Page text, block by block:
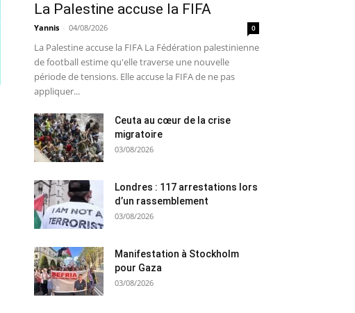
La Palestine accuse la FIFA
Yannis - 04/08/2026 0
La Palestine accuse la FIFA La Fédération palestinienne
de football estime qu'elle traverse une nouvelle
période de tensions. Elle accuse la FIFA de ne pas
appliquer...
Ceuta au cœur de la crise
migratoire
03/08/2026
Londres : 117 arrestations lors
d’un rassemblement
03/08/2026
Manifestation à Stockholm
pour Gaza
03/08/2026